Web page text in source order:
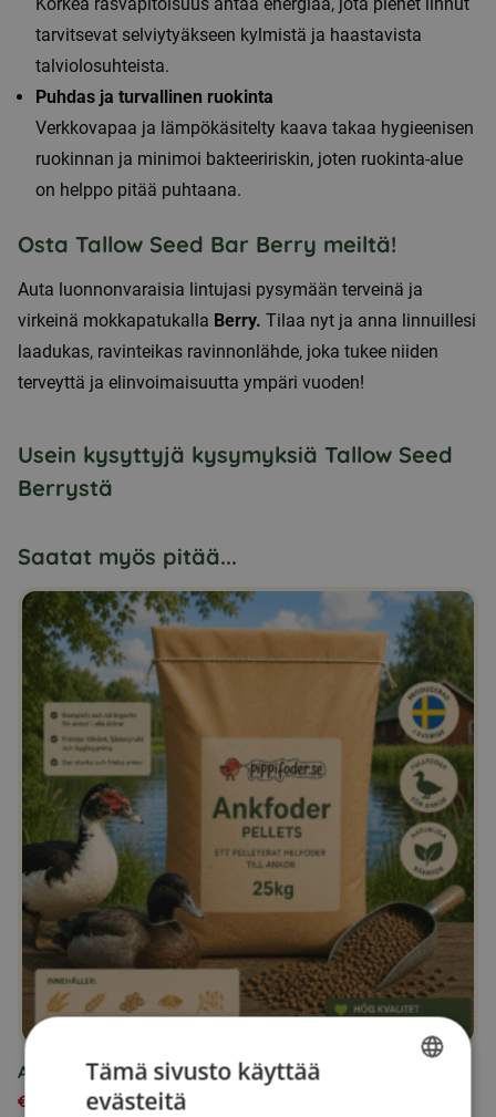
tarvitsevat selviytyäkseen kylmistä ja haastavista
talviolosuhteista.
Puhdas ja turvallinen ruokinta
Verkkovapaa ja lämpökäsitelty kaava takaa hygieenisen
ruokinnan ja minimoi bakteeririskin, joten ruokinta-alue
on helppo pitää puhtaana.
Osta Tallow Seed Bar Berry meiltä!
Auta luonnonvaraisia lintujasi pysymään terveinä ja
virkeinä mokkapatukalla Berry. Tilaa nyt ja anna linnuillesi
laadukas, ravinteikas ravinnonlähde, joka tukee niiden
terveyttä ja elinvoimaisuutta ympäri vuoden!
Usein kysyttyjä kysymyksiä Tallow Seed
Berrystä
Saatat myös pitää...
Ankanrehu, pelletit 25 kg
€
Tämä sivusto käyttää
evästeitä